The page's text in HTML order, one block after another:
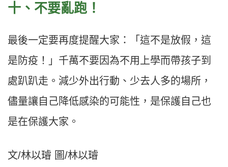
十、不要亂跑！​
最後一定要再度提醒大家：「這不是放假，這
是防疫！」千萬不要因為不用上學而帶孩子到
處趴趴走。減少外出行動、少去人多的場所，
儘量讓自己降低感染的可能性，是保護自己也
是在保護大家。
文/林以璿 圖/林以璿